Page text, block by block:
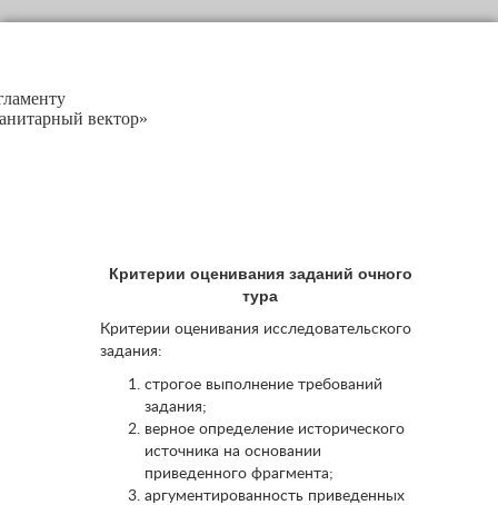
вектор»
Критерии оценивания заданий очного
тура
Критерии оценивания исследовательского
задания:
строгое выполнение требований
задания;
верное определение исторического
источника на основании
приведенного фрагмента;
аргументированность приведенных